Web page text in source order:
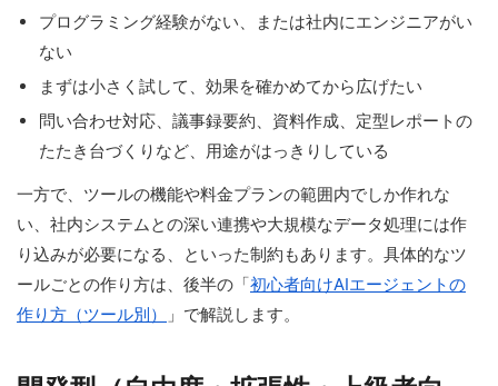
プログラミング経験がない、または社内にエンジニアがい
ない
まずは小さく試して、効果を確かめてから広げたい
問い合わせ対応、議事録要約、資料作成、定型レポートの
たたき台づくりなど、用途がはっきりしている
一方で、ツールの機能や料金プランの範囲内でしか作れな
い、社内システムとの深い連携や大規模なデータ処理には作
り込みが必要になる、といった制約もあります。具体的なツ
ールごとの作り方は、後半の「初心者向けAIエージェントの
作り方（ツール別）
」で解説します。